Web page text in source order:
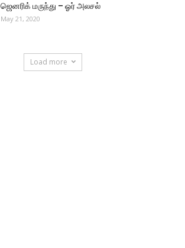
ஜெனரிக் மருந்து – ஓர் அலசல்
May 21, 2020
Load more